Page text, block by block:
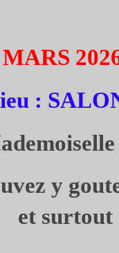
:
gouter